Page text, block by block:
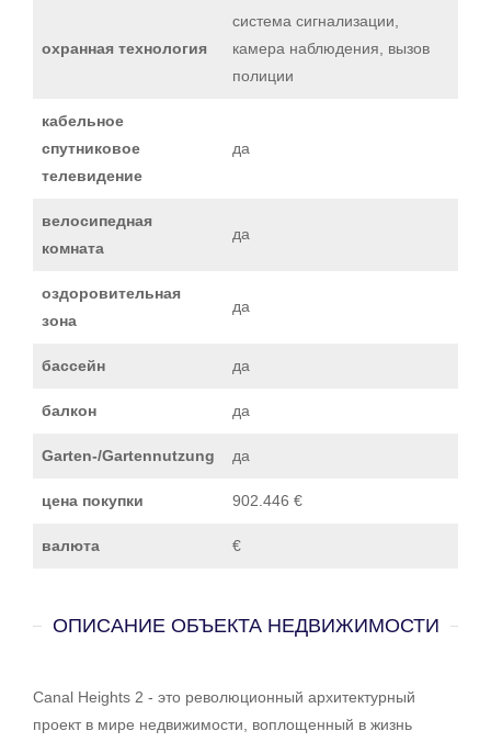
охранная технология
система сигнализации,
камера наблюдения, вызов
полиции
кабельное
спутниковое
телевидение
да
велосипедная
комната
да
оздоровительная
зона
да
бассейн да
балкон да
Garten-/Gartennutzung да
цена покупки 902.446 €
валюта €
ОПИСАНИЕ ОБЪЕКТА НЕДВИЖИМОСТИ
Canal Heights 2 - это революционный архитектурный
проект в мире недвижимости, воплощенный в жизнь